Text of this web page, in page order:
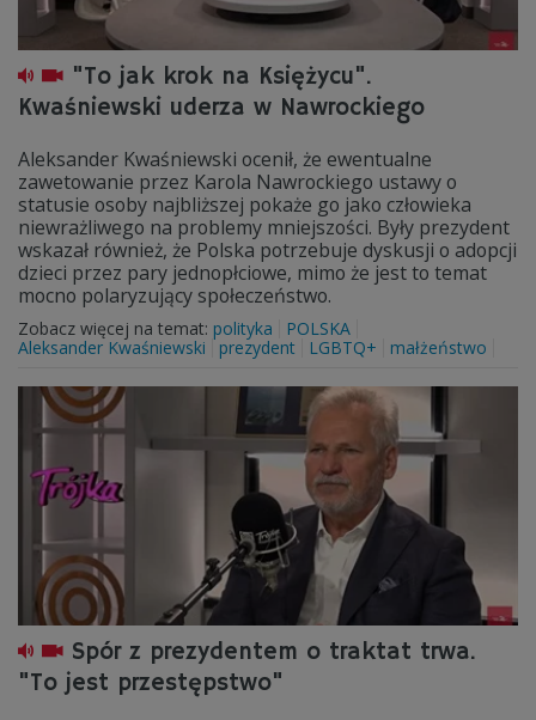
"To jak krok na Księżycu".
Kwaśniewski uderza w Nawrockiego
Aleksander Kwaśniewski ocenił, że ewentualne
zawetowanie przez Karola Nawrockiego ustawy o
statusie osoby najbliższej pokaże go jako człowieka
niewrażliwego na problemy mniejszości. Były prezydent
wskazał również, że Polska potrzebuje dyskusji o adopcji
dzieci przez pary jednopłciowe, mimo że jest to temat
mocno polaryzujący społeczeństwo.
Zobacz więcej na temat: polityka
POLSKA
Aleksander Kwaśniewski
prezydent LGBTQ+ małżeństwo
Spór z prezydentem o traktat trwa.
"To jest przestępstwo"